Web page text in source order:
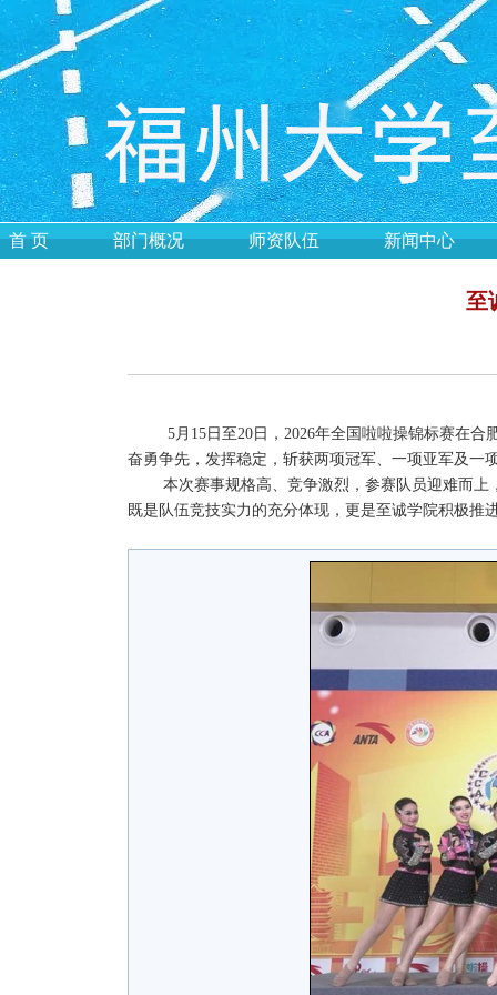
首 页 部门概况 师资队伍 新闻中心
至
5月15日至20日，2026年全国啦啦操锦标赛在合肥
奋勇争先，发挥稳定，斩获两项冠军、一项亚军及一
本次赛事规格高、竞争激烈，参赛队员迎难而上，
既是队伍竞技实力的充分体现，更是至诚学院积极